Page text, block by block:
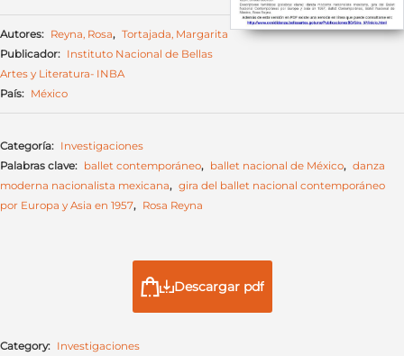
Autores: Reyna, Rosa, Tortajada, Margarita
Publicador: Instituto Nacional de Bellas
Artes y Literatura- INBA
País: México
Categoría: Investigaciones
Palabras clave: ballet contemporáneo, ballet nacional de México, danza
moderna nacionalista mexicana, gira del ballet nacional contemporáneo
por Europa y Asia en 1957, Rosa Reyna
Descargar pdf
Category: Investigaciones